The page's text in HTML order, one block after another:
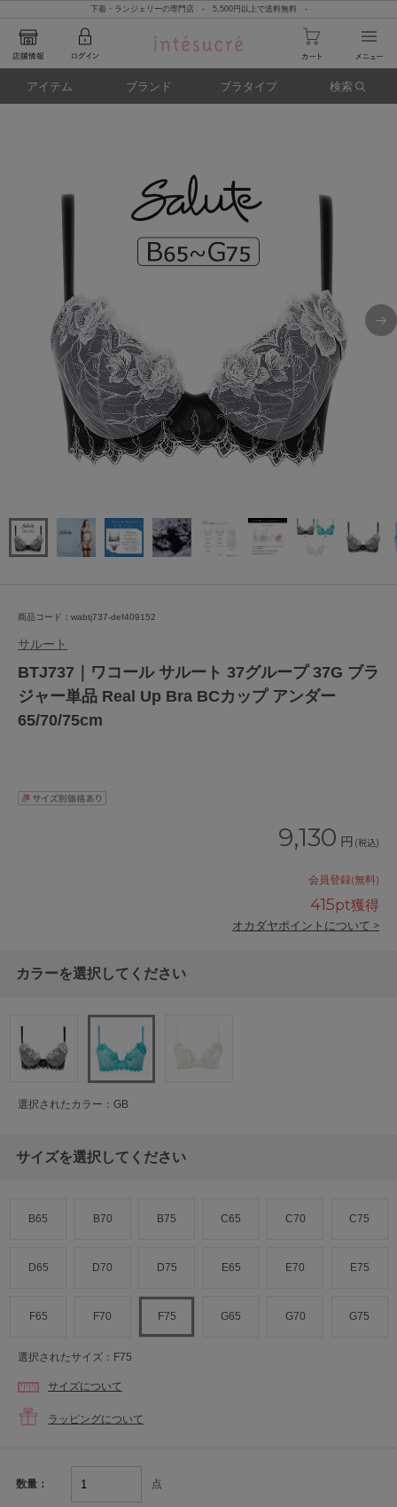
下着・ランジェリーの専門店 - 5,500円以上で送料無料 -
アイテム ブランド ブラタイプ 検索
商品コード：wabtj737-def409152
サルート
BTJ737｜ワコール サルート 37グループ 37G ブラ
ジャー単品 Real Up Bra BCカップ アンダー
65/70/75cm
9,130 円 (税込)
会員登録(無料)
415pt獲得
オカダヤポイントについて >
カラーを選択してください
選択されたカラー：GB
サイズを選択してください
B65 B70 B75 C65 C70 C75
D65 D70 D75 E65 E70 E75
F65 F70 F75 G65 G70 G75
選択されたサイズ：F75
サイズについて
ラッピングについて
数量： 点